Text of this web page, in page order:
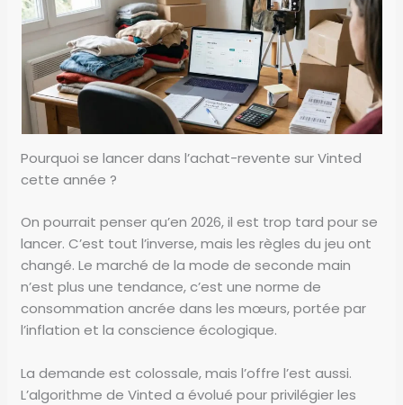
Pourquoi se lancer dans l’achat-revente sur Vinted
cette année ?
On pourrait penser qu’en 2026, il est trop tard pour se
lancer. C’est tout l’inverse, mais les règles du jeu ont
changé. Le marché de la mode de seconde main
n’est plus une tendance, c’est une norme de
consommation ancrée dans les mœurs, portée par
l’inflation et la conscience écologique.
La demande est colossale, mais l’offre l’est aussi.
L’algorithme de Vinted a évolué pour privilégier les